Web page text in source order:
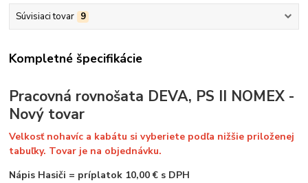
Súvisiaci tovar 9
Kompletné špecifikácie
Pracovná rovnošata DEVA, PS II NOMEX -
Nový tovar
Velkosť nohavíc a kabátu si vyberiete podľa nižšie priloženej
tabuľky. Tovar je na objednávku.
Nápis Hasiči = príplatok 10,00 € s DPH